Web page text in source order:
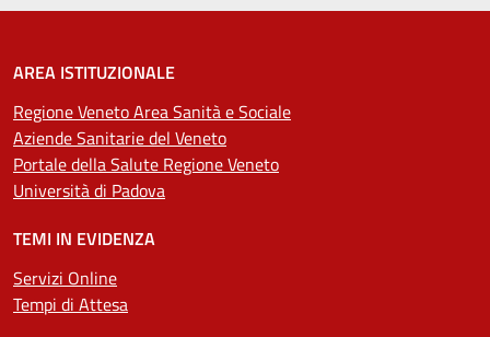
AREA ISTITUZIONALE
Regione Veneto Area Sanità e Sociale
Aziende Sanitarie del Veneto
Portale della Salute Regione Veneto
Università di Padova
TEMI IN EVIDENZA
Servizi Online
Tempi di Attesa